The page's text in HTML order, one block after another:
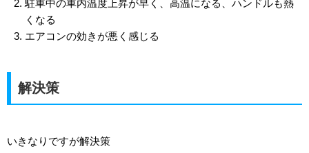
駐車中の車内温度上昇が早く、高温になる、ハンドルも熱
くなる
エアコンの効きが悪く感じる
解決策
いきなりですが解決策